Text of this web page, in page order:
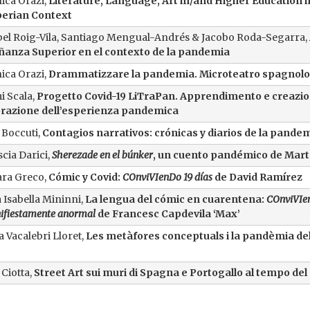
Context
Roig-Vila, Santiago Mengual-Andrés & Jacobo Roda-Segarra,
Superior en el contexto de la pandemia
Orazi, Drammatizzare la pandemia. Microteatro
Scala, Progetto Covid-19 LiTraPan. Apprendimento e
dell’esperienza pandemica
Contagios narrativos: crónicas y diarios de la
Darici,Sherezade en el búnker, un cuento pandémico de
Greco, Cómic y Covid: COnviVIenDo 19 días de David Ramírez
Isabella Mininni, La lengua del cómic en cuarentena:
anormalde Francesc Capdevila ‘Max’
Vacalebri Lloret, Les metàfores conceptuals i la pandèmia
Street Art sui muri di Spagna e Portogallo al tempo del